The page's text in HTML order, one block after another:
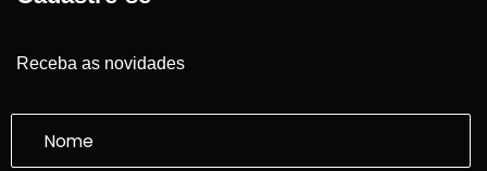
Receba as novidades